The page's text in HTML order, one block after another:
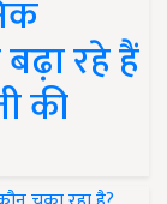
रहे हैं
की